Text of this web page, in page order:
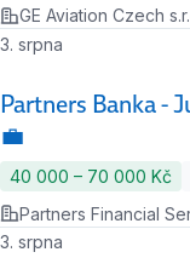
GE Aviation Czech
Partners Banka -
💼
3. srpna
40 000 ‍–‍ 70 000 Kč
Partners Financial
3. srpna